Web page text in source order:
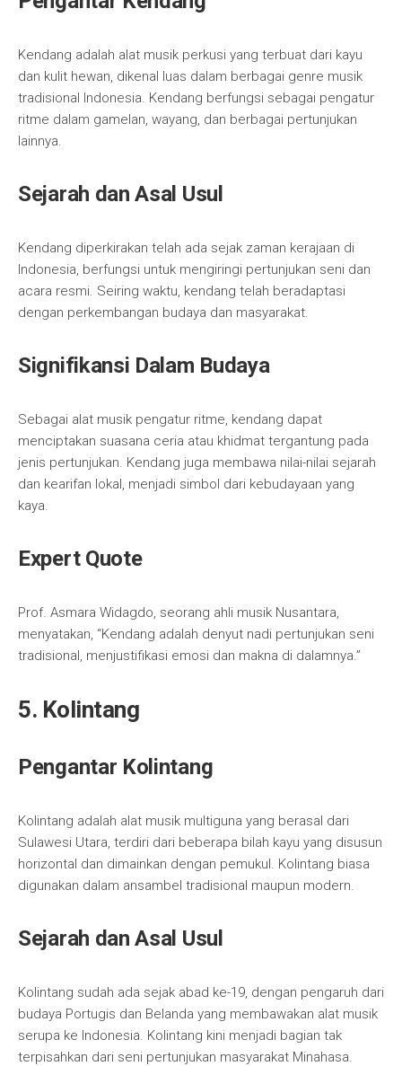
Kendang adalah alat musik perkusi yang terbuat dari kayu
dan kulit hewan, dikenal luas dalam berbagai genre musik
tradisional Indonesia. Kendang berfungsi sebagai pengatur
ritme dalam gamelan, wayang, dan berbagai pertunjukan
lainnya.
Sejarah dan Asal Usul
Kendang diperkirakan telah ada sejak zaman kerajaan di
Indonesia, berfungsi untuk mengiringi pertunjukan seni dan
acara resmi. Seiring waktu, kendang telah beradaptasi
dengan perkembangan budaya dan masyarakat.
Signifikansi Dalam Budaya
Sebagai alat musik pengatur ritme, kendang dapat
menciptakan suasana ceria atau khidmat tergantung pada
jenis pertunjukan. Kendang juga membawa nilai-nilai sejarah
dan kearifan lokal, menjadi simbol dari kebudayaan yang
kaya.
Expert Quote
Prof. Asmara Widagdo, seorang ahli musik Nusantara,
menyatakan, “Kendang adalah denyut nadi pertunjukan seni
tradisional, menjustifikasi emosi dan makna di dalamnya.”
5. Kolintang
Pengantar Kolintang
Kolintang adalah alat musik multiguna yang berasal dari
Sulawesi Utara, terdiri dari beberapa bilah kayu yang disusun
horizontal dan dimainkan dengan pemukul. Kolintang biasa
digunakan dalam ansambel tradisional maupun modern.
Sejarah dan Asal Usul
Kolintang sudah ada sejak abad ke-19, dengan pengaruh dari
budaya Portugis dan Belanda yang membawakan alat musik
serupa ke Indonesia. Kolintang kini menjadi bagian tak
terpisahkan dari seni pertunjukan masyarakat Minahasa.